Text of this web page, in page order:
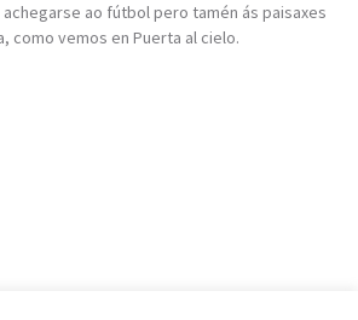
ao fútbol pero tamén ás paisaxes
como vemos en Puerta al cielo.